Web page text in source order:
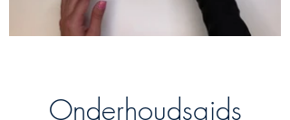
Onderhoudsgids